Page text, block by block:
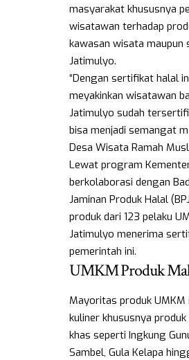
masyarakat khususnya
wisatawan terhadap
kawasan wisata maupun
Jatimulyo.
“Dengan sertifikat halal
meyakinkan wisatawan
Jatimulyo sudah
bisa menjadi semangat
Desa Wisata Ramah
Lewat program
berkolaborasi dengan
Jaminan Produk Halal
produk dari 123 pelaku
Jatimulyo menerima
pemerintah ini.
UMKM Produk
Mayoritas produk
kuliner khususnya
khas seperti Ingkung
Sambel, Gula Kelapa